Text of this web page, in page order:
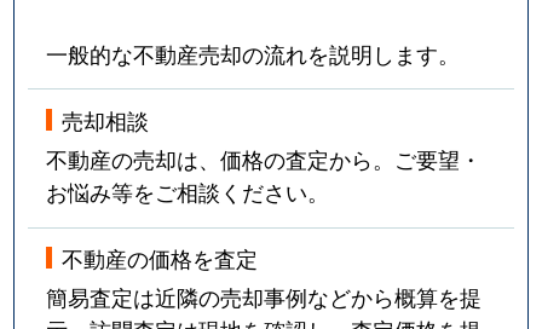
一般的な不動産売却の流れを説明します。
売却相談
不動産の売却は、価格の査定から。ご要望・
お悩み等をご相談ください。
不動産の価格を査定
簡易査定は近隣の売却事例などから概算を提